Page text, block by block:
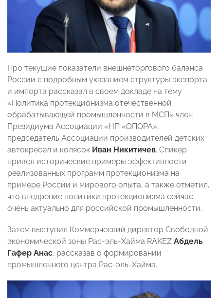
Про текущие показатели внешнеторгового баланса
России с подробным указанием структуры экспорта
и импорта рассказал в своем докладе на тему
«Политика протекционизма отечественной
обрабатывающей промышленности в МСП» член
Президиума Ассоциации «НП «ОПОРА»,
председатель Ассоциации производителей детских
автокресел и колясок Иван Никитичев. Спикер
привел исторические примеры эффективности
реализованных программ протекционизма на
примере России и мирового опыта, а также отметил,
что внедрение политики протекционизма сейчас
очень актуально для российской промышленности.
Затем выступил Коммерческий директор Свободной
экономической зоны Рас-эль-Хайма RAKEZ Абдель
Гафер Анас, рассказав о формировании
промышленного центра Рас-эль-Хайма.